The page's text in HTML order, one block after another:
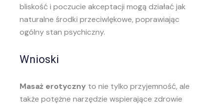
bliskość i poczucie akceptacji mogą działać jak
naturalne środki przeciwlękowe, poprawiając
ogólny stan psychiczny.
Wnioski
Masaż erotyczny to nie tylko przyjemność, ale
także potężne narzędzie wspierające zdrowie